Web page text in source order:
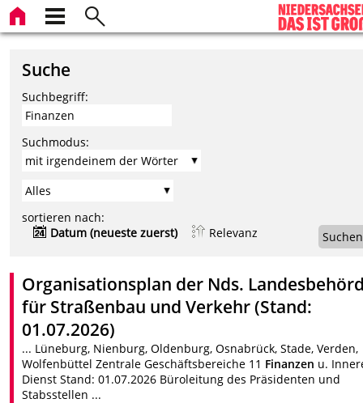
Suche
Suchbegriff:
Suchmodus:
sortieren nach:
Datum (neueste zuerst)
Relevanz Suchen
Organisationsplan der Nds.
für Straßenbau und Verkehr (Stand:
01.07.2026)
... Lüneburg, Nienburg, Oldenburg, Osnabrück, Stade, Verden,
Wolfenbüttel Zentrale Geschäftsbereiche 11 Finanzen u.
Dienst Stand: 01.07.2026 Büroleitung des Präsidenten und
Stabsstellen ...